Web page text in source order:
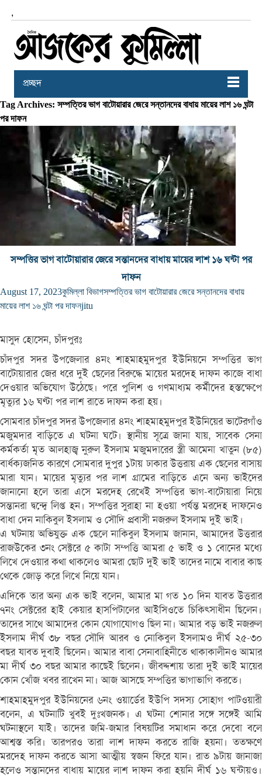
,
প্রচ্ছদ
Tag Archives: সম্পত্তির ভাগ বাটোয়ারার জেরে সন্তানদের বাধায় মায়ের লাশ ১৬ ঘন্টা
পর দাফন
সম্পত্তির ভাগ বাটোয়ারার জেরে সন্তানদের বাধায় মায়ের লাশ ১৬ ঘন্টা পর
দাফন
August 17, 2023কুমিল্লা বিভাগসম্পত্তির ভাগ বাটোয়ারার জেরে সন্তানদের বাধায়
মায়ের লাশ ১৬ ঘন্টা পর দাফনjitu
মাসুদ হোসেন, চাঁদপুরঃ
চাঁদপুর সদর উপজেলার ৪নং শাহমাহমুদপুর ইউনিয়নে সম্পত্তির ভাগ
বাটোয়ারার জের ধরে দুই ছেলের বিরুদ্ধে মায়ের মরদেহ দাফন কাজে বাধা
দেওয়ার অভিযোগ উঠেছে। পরে পুলিশ ও গণমাধ্যম কর্মীদের হস্তক্ষেপে
মৃত্যুর ১৬ ঘণ্টা পর লাশ রাতে দাফন করা হয়।
সোমবার চাঁদপুর সদর উপজেলার ৪নং শাহমাহমুদপুর ইউনিয়ের ভাটেরগাঁও
মজুমদার বাড়িতে এ ঘটনা ঘটে। স্থানীয় সূত্রে জানা যায়, সাবেক সেনা
কর্মকর্তা মৃত আলহাজ্ব নুরুল ইসলাম মজুমদারের স্ত্রী আমেনা খাতুন (৮৫)
বার্ধক্যজনিত কারণে সোমবার দুপুর ১টায় ঢাকার উত্তরায় এক ছেলের বাসায়
মারা যান। মায়ের মৃত্যুর পর লাশ গ্রামের বাড়িতে এনে অন্য ভাইদের
জানানো হলে তারা এসে মরদেহ রেখেই সম্পত্তির ভাগ-বাটোয়ারা নিয়ে
সন্তানরা দ্বন্দ্বে লিপ্ত হন। সম্পত্তির সুরাহা না হওয়া পর্যন্ত মরদেহ দাফনেও
বাধা দেন নাকিবুল ইসলাম ও সৌদি প্রবাসী নজরুল ইসলাম দুই ভাই।
এ ঘটনায় অভিযুক্ত এক ছেলে নাকিবুল ইসলাম জানান, আমাদের উত্তরার
রাজউকের ৩নং সেক্টরে ৫ কাটা সম্পত্তি আমরা ৫ ভাই ও ১ বোনের মধ্যে
লিখে দেওয়ার কথা থাকলেও আমরা ছোট দুই ভাই তাদের নামে বাবার কাছ
থেকে জোড় করে লিখে নিয়ে যান।
এদিকে তার অন্য এক ভাই বলেন, আমার মা গত ১০ দিন যাবত উত্তরার
৭নং সেক্টরের হাই কেয়ার হাসপিটালের আইসিওতে চিকিৎসাধীন ছিলেন।
তাদের সাথে আমাদের কোন যোগাযোগও ছিল না। আমার বড় ভাই নজরুল
ইসলাম দীর্ঘ ৩৮ বছর সৌদি আরব ও নোকিবুল ইসলামও দীর্ঘ ২৫-৩০
বছর যাবত দুবাই ছিলেন। আমার বাবা সেনাবাহিনীতে থাকাকালীনও আমার
মা দীর্ঘ ৩০ বছর আমার কাছেই ছিলেন। জীবদ্দশায় তারা দুই ভাই মায়ের
কোন খোঁজ খবর রাখেন না। আজ আসছে সম্পত্তির ভাগাভাগি করতে।
শাহমাহমুদপুর ইউনিয়নের ৬নং ওয়ার্ডের ইউপি সদস্য সোহাগ পাটওয়ারী
বলেন, এ ঘটনাটি খুবই দুঃখজনক। এ ঘটনা শোনার সঙ্গে সঙ্গেই আমি
ঘটনাস্থলে যাই। তাদের জমি-জমার বিষয়টির সমাধান করে দেবো বলে
আশ্বস্ত করি। তারপরও তারা লাশ দাফন করতে রাজি হয়না। ততক্ষণে
মরদেহ দাফন করতে আসা আত্মীয় স্বজন ফিরে যান। রাত ৯টায় জানাজা
হলেও সন্তানদের বাধায় মায়ের লাশ দাফন করা হয়নি দীর্ঘ ১৬ ঘন্টায়ও।